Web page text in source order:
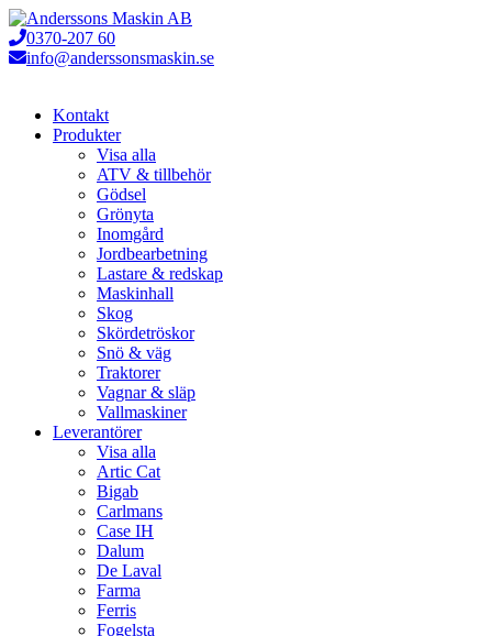
Hoppa
till
innehåll
0370-207 60
info@anderssonsmaskin.se
Kontakt
Produkter
Visa alla
ATV & tillbehör
Gödsel
Grönyta
Inomgård
Jordbearbetning
Lastare & redskap
Maskinhall
Skog
Skördetröskor
Snö & väg
Traktorer
Vagnar & släp
Vallmaskiner
Leverantörer
Visa alla
Artic Cat
Bigab
Carlmans
Case IH
Dalum
De Laval
Farma
Ferris
Fogelsta